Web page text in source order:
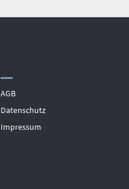
AGB
Datenschutz
Impressum